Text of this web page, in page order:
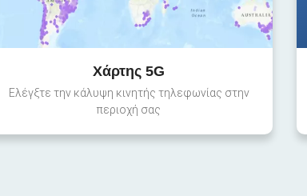
Χάρτης 5G
Ελέγξτε την κάλυψη κινητής τηλεφωνίας στην
περιοχή σας